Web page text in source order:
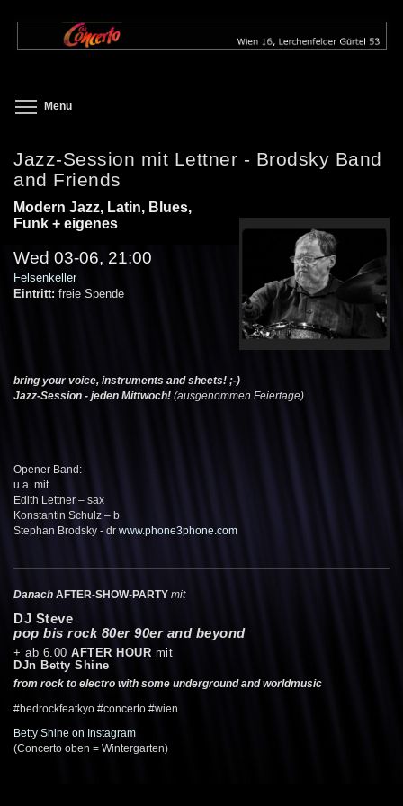
content
Menu
Jazz-Session mit Lettner - Brodsky Band
and Friends
Modern Jazz, Latin, Blues,
Funk + eigenes
Wed 03-06, 21:00
Felsenkeller
Eintritt: freie Spende
bring your voice, instruments and sheets! ;-)
Jazz-Session - jeden Mittwoch! (ausgenommen Feiertage)
Opener Band:
u.a. mit
Edith Lettner – sax
Konstantin Schulz – b
Stephan Brodsky - dr www.phone3phone.com
Danach AFTER-SHOW-PARTY mit
DJ Steve
pop bis rock 80er 90er and beyond
+ ab 6.00 AFTER HOUR mit
DJn Betty Shine
from rock to electro with some underground and worldmusic
#bedrockfeatkyo #concerto #wien
Betty Shine on Instagram
(Concerto oben = Wintergarten)